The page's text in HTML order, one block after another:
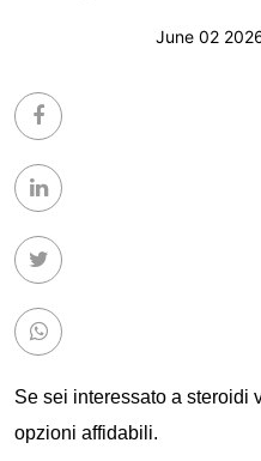
June 02
Se sei interessato a steroidi
opzioni affidabili.